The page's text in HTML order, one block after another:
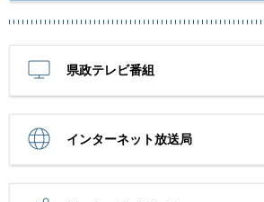
県政テレビ番組
インターネット放送局